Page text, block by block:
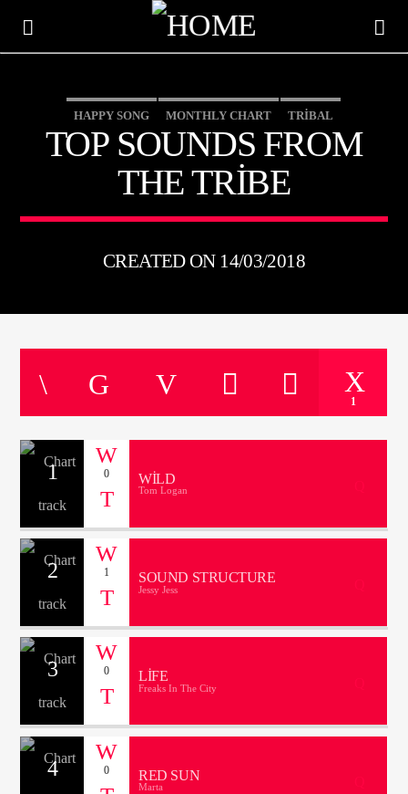
TITLE
ARTIST
GÜN IŞIRKEN
04:00 06:00
Radyo Çağrı 97.5
HAPPY SONG MONTHLY CHART TRIBAL
TOP SOUNDS FROM
THE TRIBE
CREATED ON 14/03/2018
1
1 0 WILD
Tom Logan
2 1 SOUND STRUCTURE
Jessy Jess
3 0 LIFE
Freaks In The City
4 0 RED SUN
Marta